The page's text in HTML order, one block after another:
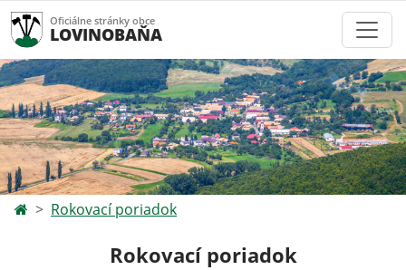
Oficiálne stránky obce
LOVINOBAŇA
Rokovací poriadok
Rokovací poriadok